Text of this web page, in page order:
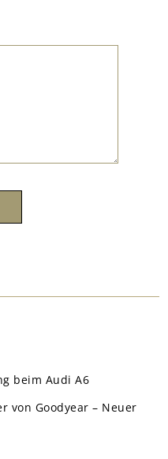
beim Audi A6
von Goodyear – Neuer